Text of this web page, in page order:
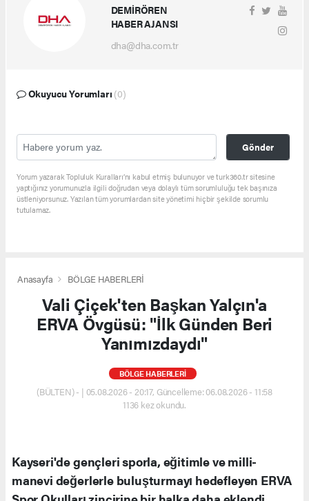
DEMİRÖREN
HABER AJANSI
dha@dha.com.tr
Okuyucu Yorumları (0)
Gönder
Yorum yazarak Topluluk Kuralları’nı kabul etmiş bulunuyor ve turk360.tr sitesine
yaptığınız yorumunuzla ilgili doğrudan veya dolaylı tüm sorumluluğu tek başınıza
üstleniyorsunuz. Yazılan tüm yorumlardan site yönetimi hiçbir şekilde sorumlu
tutulamaz.
Anasayfa BÖLGE HABERLERİ
Vali Çiçek'ten Başkan Yalçın'a
ERVA Övgüsü: "İlk Günden Beri
Yanımızdaydı"
BÖLGE HABERLERİ
(BÜLTEN) - | 05.08.2026 - 20:17, Güncelleme: 06.08.2026 - 11:58
1136 kez okundu.
Kayseri'de gençleri sporla, eğitimle ve milli-
manevi değerlerle buluşturmayı hedefleyen ERVA